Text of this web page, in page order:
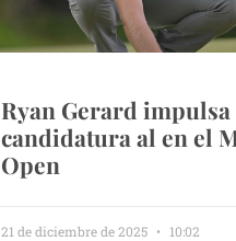
Ryan Gerard impulsa
candidatura al en el
Open
21 de diciembre de 2025 10:02